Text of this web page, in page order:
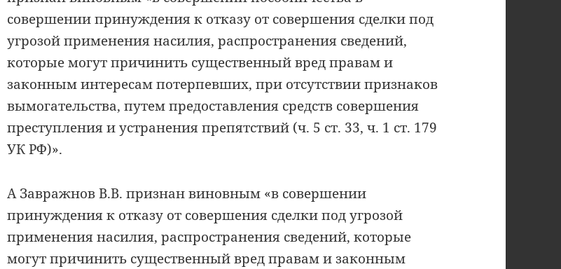
совершении принуждения к отказу от совершения сделки под
угрозой применения насилия, распространения сведений,
которые могут причинить существенный вред правам и
законным интересам потерпевших, при отсутствии признаков
вымогательства, путем предоставления средств совершения
преступления и устранения препятствий (ч. 5 ст. 33, ч. 1 ст. 179
УК РФ)».
А Завражнов В.В. признан виновным «в совершении
принуждения к отказу от совершения сделки под угрозой
применения насилия, распространения сведений, которые
могут причинить существенный вред правам и законным